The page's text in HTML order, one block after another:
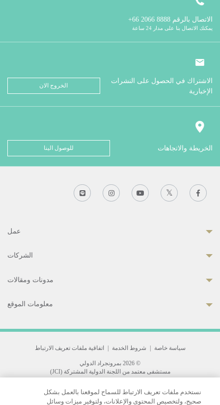
الاتصال بالرقم
يمكنك الاتصال بنا على مدار 24 ساعة
الاشتراك في الحصول على النشرات
الإخبارية
الخروج الان
الخريطة والاتجاهات للوصول الينا
عمل
الشركات
مدونات ومقالات
معلومات الموقع
سياسة خاصة شروط الخدمة اتفاقية ملفات تعريف الارتباط
© 2026 بمرونجراد الدولي
مستشفى معتمد من اللجنة الدولية المشتركة (JCI)
33 Sukhumvit 3, Wattana, Bangkok 10110 Thailand.
All rights reserved.
نستخدم ملفات تعريف الارتباط للسماح لموقعنا بالعمل بشكل
صحيح، ولتخصيص المحتوى والإعلانات، ولتوفير ميزات وسائل